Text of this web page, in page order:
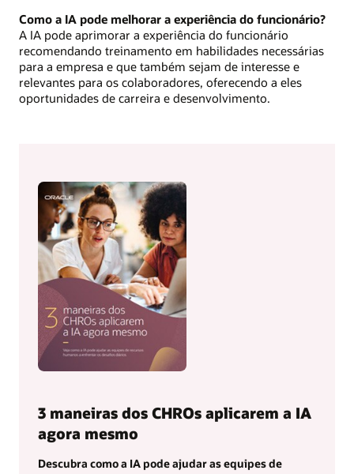
Como a IA pode melhorar a experiência do funcionário?
A IA pode aprimorar a experiência do funcionário
recomendando treinamento em habilidades necessárias
para a empresa e que também sejam de interesse e
relevantes para os colaboradores, oferecendo a eles
oportunidades de carreira e desenvolvimento.
3 maneiras dos CHROs aplicarem a IA
agora mesmo
Descubra como a IA pode ajudar as equipes de